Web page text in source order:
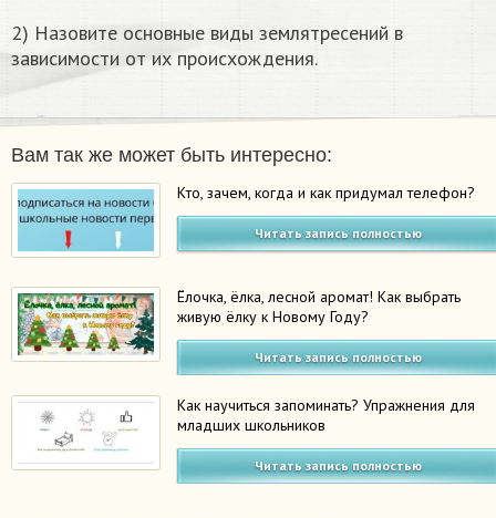
2) Назовите основные виды землятресений в
зависимости от их происхождения.
Вам так же может быть интересно:
Кто, зачем, когда и как придумал телефон?
Читать запись полностью
Ёлочка, ёлка, лесной аромат! Как выбрать
живую ёлку к Новому Году?
Читать запись полностью
Как научиться запоминать? Упражнения для
младших школьников
Читать запись полностью